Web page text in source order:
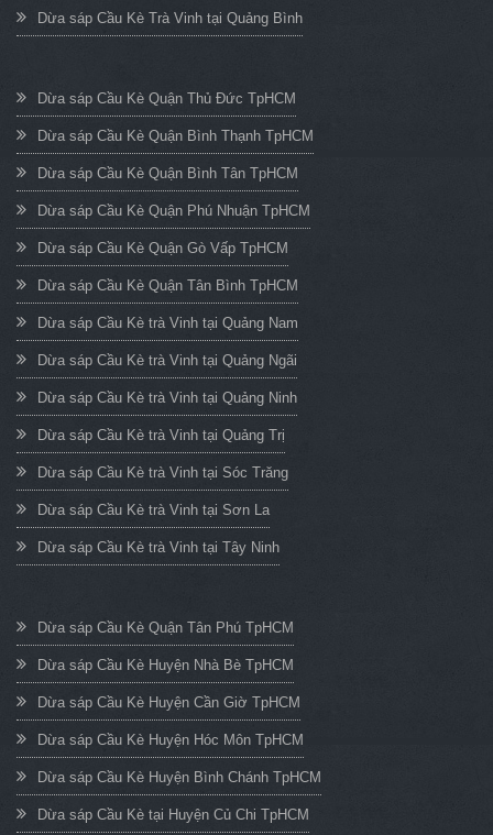
Dừa sáp Cầu Kè Trà Vinh tại Quảng Bình
Dừa sáp Cầu Kè Quận Thủ Đức TpHCM
Dừa sáp Cầu Kè Quận Bình Thạnh TpHCM
Dừa sáp Cầu Kè Quận Bình Tân TpHCM
Dừa sáp Cầu Kè Quận Phú Nhuận TpHCM
Dừa sáp Cầu Kè Quận Gò Vấp TpHCM
Dừa sáp Cầu Kè Quận Tân Bình TpHCM
Dừa sáp Cầu Kè trà Vinh tại Quảng Nam
Dừa sáp Cầu Kè trà Vinh tại Quảng Ngãi
Dừa sáp Cầu Kè trà Vinh tại Quảng Ninh
Dừa sáp Cầu Kè trà Vinh tại Quảng Trị
Dừa sáp Cầu Kè trà Vinh tại Sóc Trăng
Dừa sáp Cầu Kè trà Vinh tại Sơn La
Dừa sáp Cầu Kè trà Vinh tại Tây Ninh
Dừa sáp Cầu Kè Quận Tân Phú TpHCM
Dừa sáp Cầu Kè Huyện Nhà Bè TpHCM
Dừa sáp Cầu Kè Huyện Cần Giờ TpHCM
Dừa sáp Cầu Kè Huyện Hóc Môn TpHCM
Dừa sáp Cầu Kè Huyện Bình Chánh TpHCM
Dừa sáp Cầu Kè tại Huyện Củ Chi TpHCM